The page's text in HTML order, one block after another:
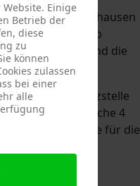
in Zuffenhausen
in dem Betrieb
Stuttgart und die
4 an der Einsatzstelle
Kräfte der Wache 4
Defekt hatte für die
durch die
Einige
Betrieb der
diese
zu
können
zulassen
bei einer
alle